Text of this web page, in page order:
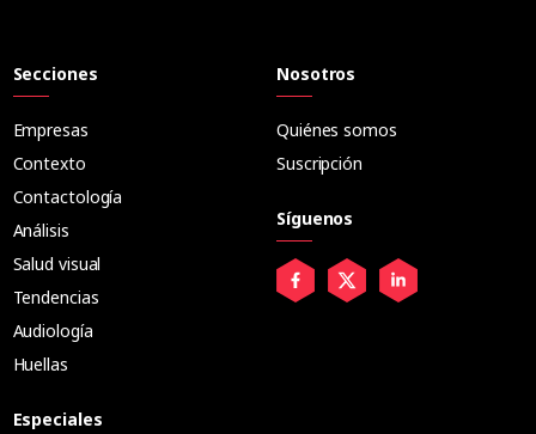
Secciones
Empresas
Contexto
Contactología
Análisis
Salud visual
Tendencias
Audiología
Huellas
Especiales
Nosotros
Quiénes somos
Suscripción
Síguenos